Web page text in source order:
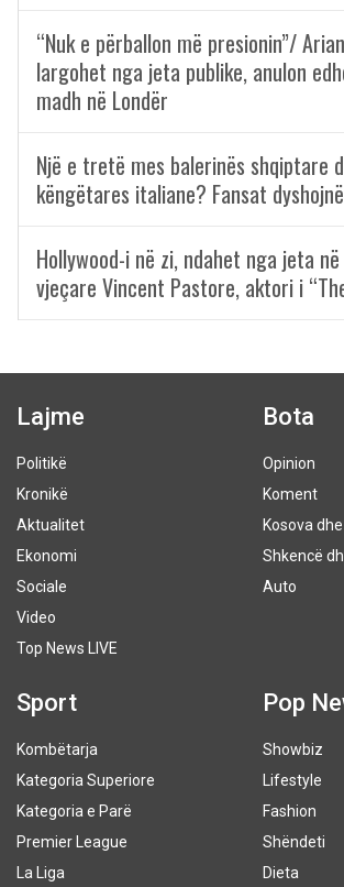
“Nuk e përballon më presionin”/
largohet nga jeta publike, anulon
madh në Londër
Një e tretë mes balerinës shqiptare
këngëtares italiane? Fansat
Hollywood-i në zi, ndahet nga jeta
vjeçare Vincent Pastore, aktori i
Lajme
Politikë
Kronikë
Aktualitet
Ekonomi
Sociale
Video
Top News LIVE
Bota
Opinion
Koment
Kosova
Shkencë
Auto
Sport
Kombëtarja
Kategoria Superiore
Kategoria e Parë
Premier League
La Liga
Pop
Showbiz
Lifestyle
Fashion
Shëndeti
Dieta